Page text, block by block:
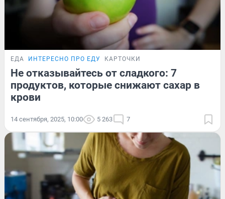
ЕДА ИНТЕРЕСНО ПРО ЕДУ КАРТОЧКИ
Не отказывайтесь от сладкого: 7
продуктов, которые снижают сахар в
крови
14 сентября, 2025, 10:00 5 263 7